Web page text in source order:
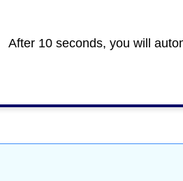
After 10 seconds, you will